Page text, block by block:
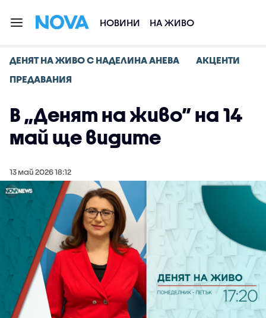
НОВИНИ НА ЖИВО
ДЕНЯТ НА ЖИВО С НАДЕЛИНА АНЕВА
АКЦЕНТИ
ПРЕДАВАНИЯ
В „Денят на живо” на 14
май ще видите
13 май 2026 18:12